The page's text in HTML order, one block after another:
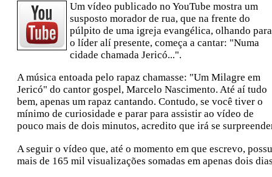
Um vídeo publicado no YouTube mostra um
susposto morador de rua, que na frente do
púlpito de uma igreja evangélica, olhando para
o líder alí presente, começa a cantar: "Numa
cidade chamada Jericó...".
A música entoada pelo rapaz chamasse: "Um Milagre em
Jericó" do cantor gospel, Marcelo Nascimento. Até aí tudo
bem, apenas um rapaz cantando. Contudo, se você tiver o
mínimo de curiosidade e parar para assistir ao vídeo de
pouco mais de dois minutos, acredito que irá se
A seguir o vídeo que, até o momento em que escrevo,
mais de 165 mil visualizações somadas em apenas dois